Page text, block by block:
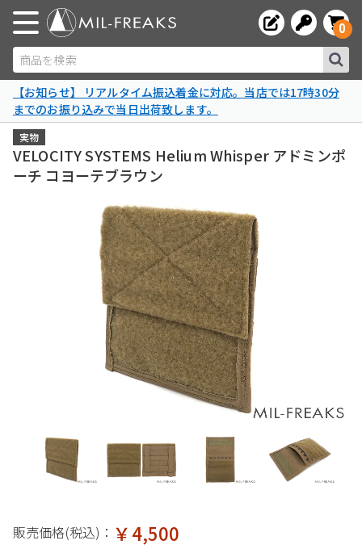
商品を検索
0
【お知らせ】 リアルタイム振込着金に対応。当店では17時30分
までのお振り込みで当日出荷致します。
実物
VELOCITY SYSTEMS Helium Whisper アドミンポ
ーチ コヨーテブラウン
販売価格(税込)： ￥4,500